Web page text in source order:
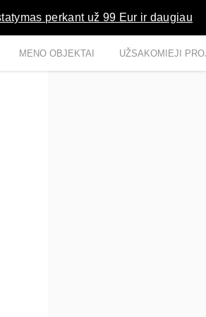
perkant už 99 Eur ir daugiau
MENO OBJEKTAI UŽSAKOMIEJI